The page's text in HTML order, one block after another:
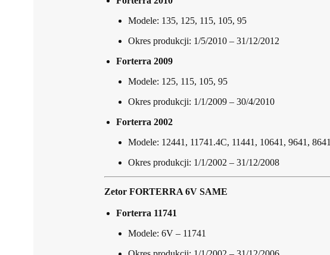
Modele: 135, 125, 115, 105, 95
Okres produkcji: 1/5/2010 – 31/12/2012
Forterra 2009
Modele: 125, 115, 105, 95
Okres produkcji: 1/1/2009 – 30/4/2010
Forterra 2002
Modele: 12441, 11741.4C, 11441, 10641, 9641, 8641
Okres produkcji: 1/1/2002 – 31/12/2008
Zetor FORTERRA 6V SAME
Forterra 11741
Modele: 6V – 11741